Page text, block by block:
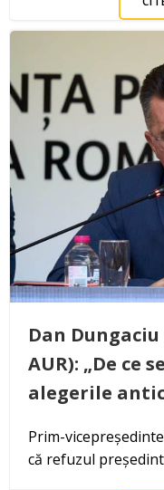
Dan
AUR): „De ce
alegerile
Prim-
că refuzul